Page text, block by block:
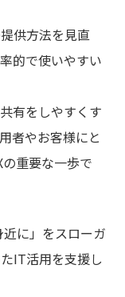
供方法を見直
的で使いやすい
有をしやすくす
者やお客様にと
重要な一歩で
に」をスローガ
IT活用を支援し